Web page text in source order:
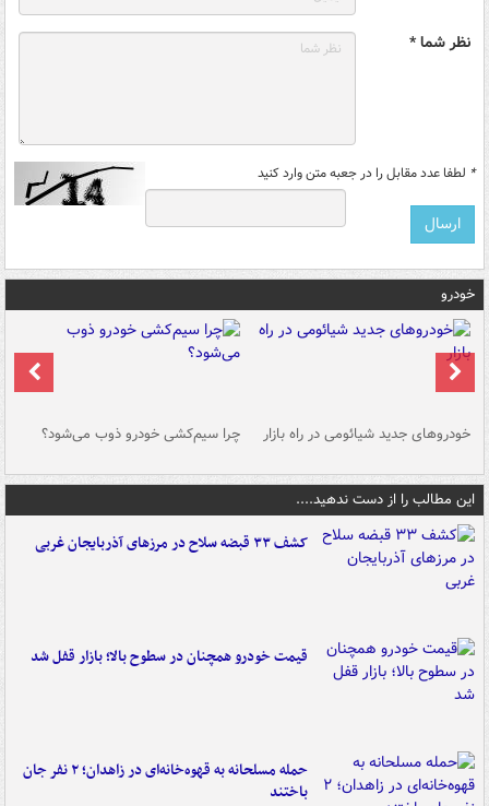
نظر شما *
* لطفا عدد مقابل را در جعبه متن وارد کنید
خودرو
خودروهای جدید شیائومی در راه بازار چرا سیم‌کشی خودرو ذوب می‌شود؟
این مطالب را از دست ندهید....
کشف ۳۳ قبضه سلاح در مرزهای آذربایجان غربی
قیمت خودرو همچنان در سطوح بالا؛ بازار قفل شد
حمله مسلحانه به قهوه‌خانه‌ای در زاهدان؛ ۲ نفر جان
باختند